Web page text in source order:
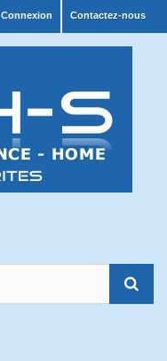
Contactez-nous
Connexion